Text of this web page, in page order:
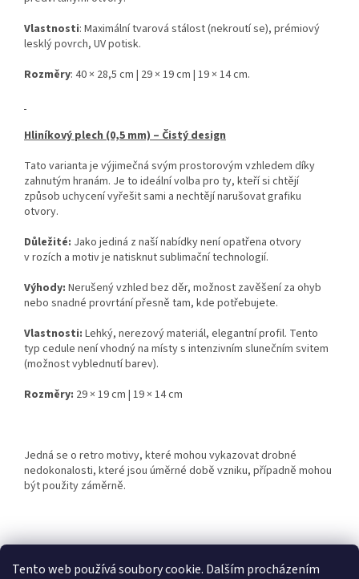
Tento web používá soubory cookie. Dalším procházením
Vlastnosti: Maximální tvarová stálost (nekroutí se), prémiový
lesklý povrch, UV potisk.
Rozměry: 40 × 28,5 cm | 29 × 19 cm | 19 × 14 cm.
Hliníkový plech (0,5 mm) – Čistý design
Tato varianta je výjimečná svým prostorovým vzhledem díky
zahnutým hranám. Je to ideální volba pro ty, kteří si chtějí
způsob uchycení vyřešit sami a nechtějí narušovat grafiku
otvory.
Důležité: Jako jediná z naší nabídky není opatřena otvory
v rozích a motiv je natisknut sublimační technologií.
Výhody: Nerušený vzhled bez děr, možnost zavěšení za ohyb
nebo snadné provrtání přesně tam, kde potřebujete.
Vlastnosti: Lehký, nerezový materiál, elegantní profil. Tento
typ cedule není vhodný na místy s intenzivním slunečním svitem
(možnost vyblednutí barev).
Rozměry: 29 × 19 cm | 19 × 14 cm
Jedná se o retro motivy, které mohou vykazovat drobné
nedokonalosti, které jsou úměrné době vzniku, případně mohou
být použity záměrně.
Z
Retro-Darky.cz Krowki.cz